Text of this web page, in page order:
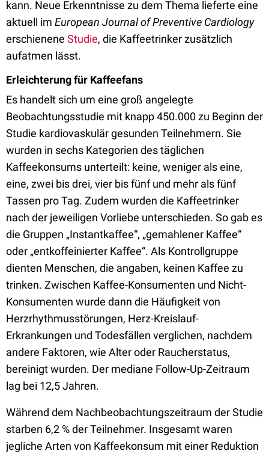
kann. Neue Erkenntnisse zu dem Thema lieferte eine
aktuell im European Journal of Preventive Cardiology
erschienene Studie, die Kaffeetrinker zusätzlich
aufatmen lässt.
Erleichterung für Kaffeefans
Es handelt sich um eine groß angelegte
Beobachtungsstudie mit knapp 450.000 zu Beginn der
Studie kardiovaskulär gesunden Teilnehmern. Sie
wurden in sechs Kategorien des täglichen
Kaffeekonsums unterteilt: keine, weniger als eine,
eine, zwei bis drei, vier bis fünf und mehr als fünf
Tassen pro Tag. Zudem wurden die Kaffeetrinker
nach der jeweiligen Vorliebe unterschieden. So gab es
die Gruppen „Instantkaffee“, „gemahlener Kaffee“
oder „entkoffeinierter Kaffee“. Als Kontrollgruppe
dienten Menschen, die angaben, keinen Kaffee zu
trinken. Zwischen Kaffee-Konsumenten und Nicht-
Konsumenten wurde dann die Häufigkeit von
Herzrhythmusstörungen, Herz-Kreislauf-
Erkrankungen und Todesfällen verglichen, nachdem
andere Faktoren, wie Alter oder Raucherstatus,
bereinigt wurden. Der mediane Follow-Up-Zeitraum
lag bei 12,5 Jahren.
Während dem Nachbeobachtungszeitraum der Studie
starben 6,2 % der Teilnehmer. Insgesamt waren
jegliche Arten von Kaffeekonsum mit einer Reduktion